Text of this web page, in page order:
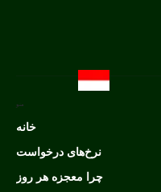
منو
خانه
نرخ‌های درخواست
چرا معجزه هر روز